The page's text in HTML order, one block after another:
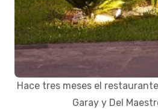
Hace tres meses el
Garay y Del